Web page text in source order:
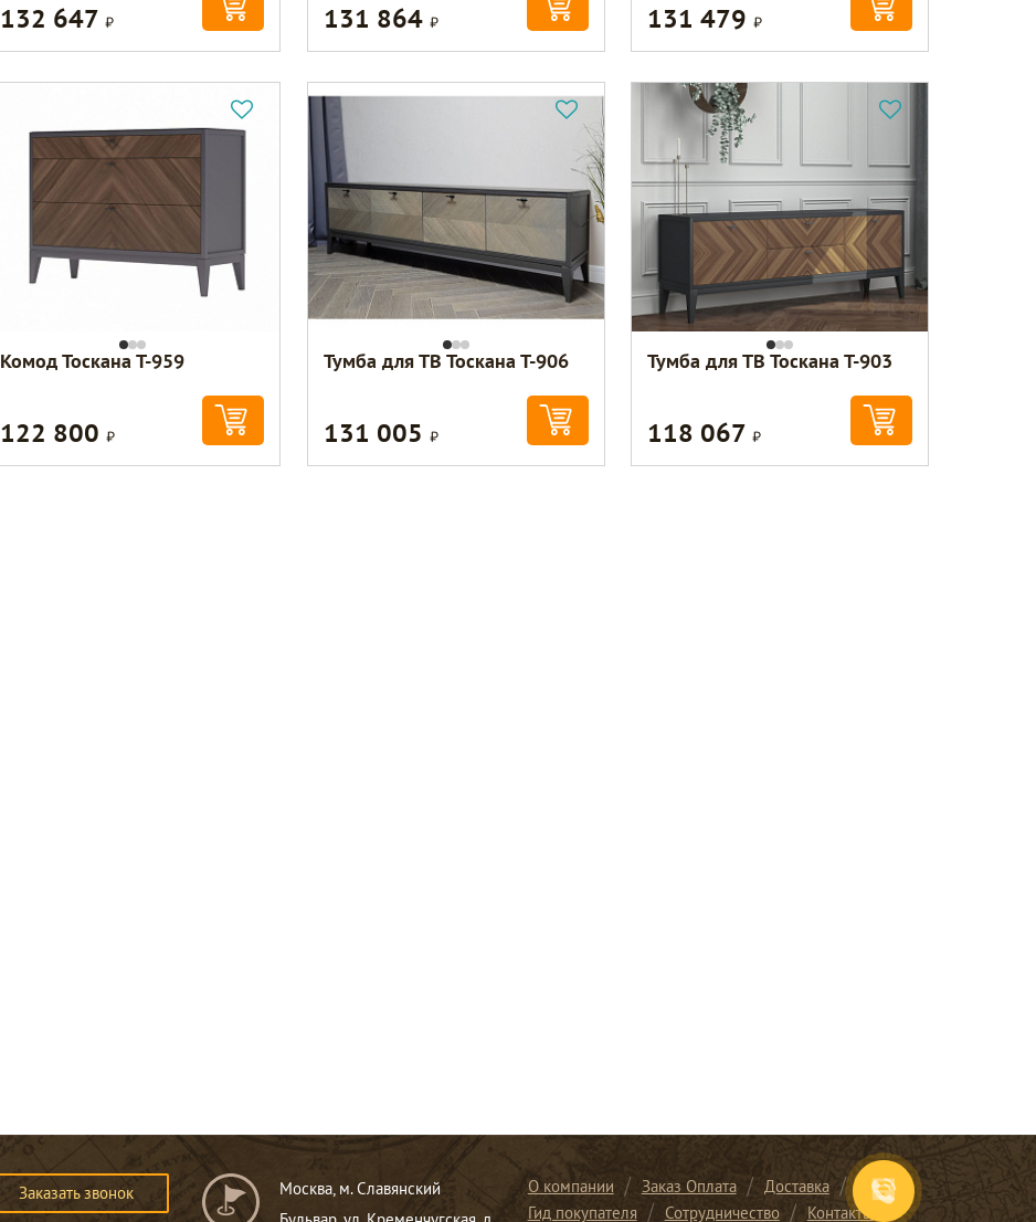
132 647 Р 131 864 Р 131 479Р
Комод Тоскана Т-959
122 800 Р
Тумба для ТВ Тоскана Т-906
131 005 Р
Тумба для ТВ Тоскана Т-903
118 067Р
Заказать звонок
Москва, м. Славянский
О компании Заказ Оплата
Доставка
Гид покупателя
Сотрудничество Контакты